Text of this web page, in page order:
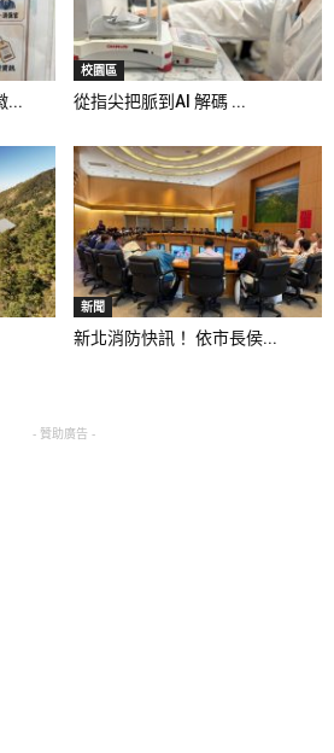
...
校園區
從指尖把脈到AI 解碼 ...
新聞
新北消防快訊！ 依市長侯...
- 贊助廣告 -